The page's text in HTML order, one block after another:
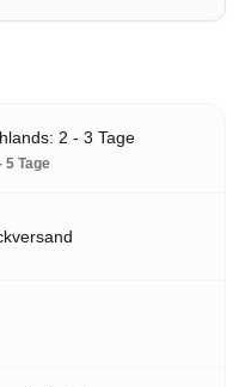
2 - 3 Tage
5 Tage